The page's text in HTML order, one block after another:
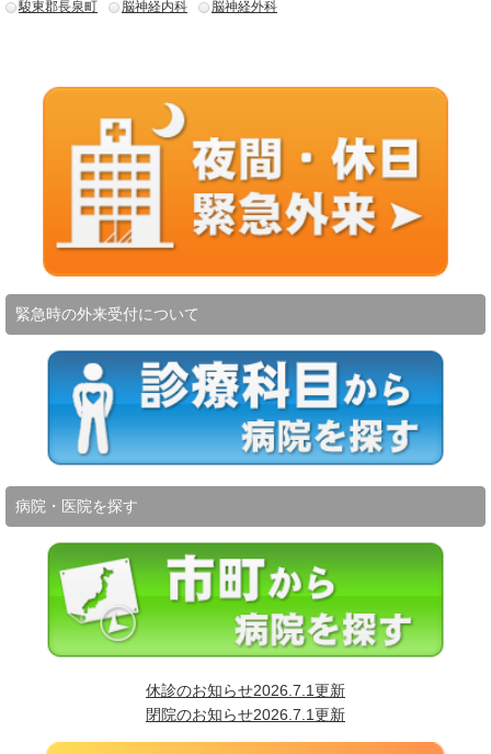
駿東郡長泉町 脳神経内科 脳神経外科
緊急時の外来受付について
病院・医院を探す
休診のお知らせ2026.7.1更新
閉院のお知らせ2026.7.1更新